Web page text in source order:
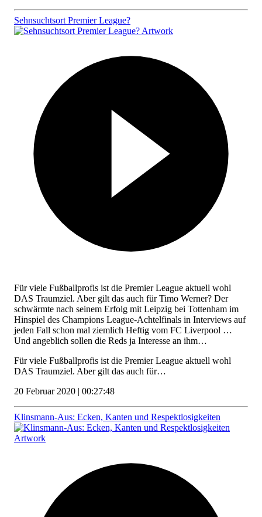
Sehnsuchtsort Premier League?
Für viele Fußballprofis ist die Premier League aktuell wohl
DAS Traumziel. Aber gilt das auch für Timo Werner? Der
schwärmte nach seinem Erfolg mit Leipzig bei Tottenham im
Hinspiel des Champions League-Achtelfinals in Interviews auf
jeden Fall schon mal ziemlich Heftig vom FC Liverpool …
Und angeblich sollen die Reds ja Interesse an ihm…
Für viele Fußballprofis ist die Premier League aktuell wohl
DAS Traumziel. Aber gilt das auch für…
20 Februar 2020 | 00:27:48
Klinsmann-Aus: Ecken, Kanten und Respektlosigkeiten